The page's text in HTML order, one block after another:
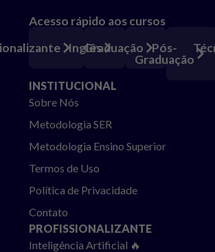
Acesso rápido aos cursos
Inglês
Graduação
Pós-
Graduação
INSTITUCIONAL
Sobre Nós
Metodologia SER
Metodologia Ensino Superior
Termos de Uso
Política de Privacidade
Contato
PROFISSIONALIZANTE
Inteligência Artificial 🔥